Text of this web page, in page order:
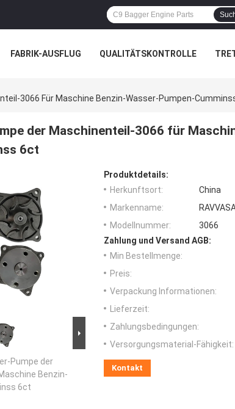
FABRIK-AUSFLUG QUALITÄTSKONTROLLE
3066 Für Maschine Benzin-Wasser-Pumpen-
der Maschinenteil-3066 für
6ct
Pumpe der
Benzin-
6ct
Produktdetails:
Herkunftsort:
China
Markenname:
Modellnummer:
3066
Zahlung und Versand AGB:
Min Bestellmenge:
Preis:
Verpackung Informationen:
Lieferzeit:
Zahlungsbedingungen:
Versorgungsmaterial-Fähigkeit:
Kontakt